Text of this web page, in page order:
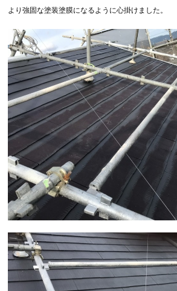
より強固な塗装塗膜になるように心掛けました。